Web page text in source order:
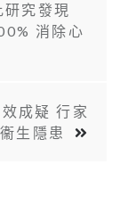
究發現
消除心
成疑 行家
生隱患